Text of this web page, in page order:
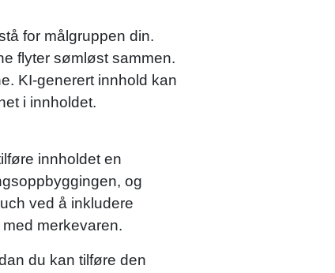
for målgruppen din.
flyter sømløst sammen.
KI-generert innhold kan
i innholdet.
innholdet en
og
ved å inkludere
merkevaren.
du kan tilføre den